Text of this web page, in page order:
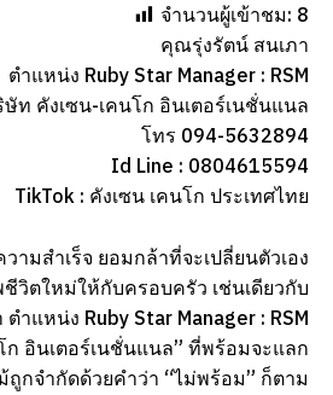
จำนวนผู้เข้าชม: 8
คุณรุ่งรัตน์ สนเภา
ตำแหน่ง Ruby Star Manager : RSM
ท คังเซน-เคนโก อินเตอร์เนชั่นแนล
โทร 094-5632894
Id Line : 0804615594
TikTok : คังเซน เคนโก ประเทศไทย
มสำเร็จ ยอมกล้าที่จะเปลี่ยนตัวเอง
วิตใหม่ให้กับครอบครัว เช่นเดียวกับ
ำแหน่ง Ruby Star Manager : RSM
ก อินเตอร์เนชั่นแนล” ที่พร้อมจะแลก
ถูกจำกัดด้วยคำว่า “ไม่พร้อม” ก็ตาม